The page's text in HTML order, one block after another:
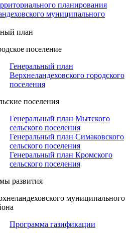
планирования
муниципального
план
поселение
Генеральный план
Верхнеландеховского городского
поселения
поселения
Генеральный план Мытского
сельского поселения
Генеральный план Симаковского
сельского поселения
Генеральный план Кромского
сельского поселения
развития
муниципального
Программа газификации